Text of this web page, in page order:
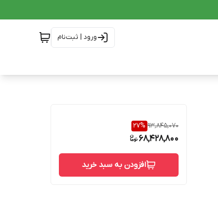
ورود | ثبت‌نام
93,845,070
27%
68,428,800
افزودن به سبد خرید